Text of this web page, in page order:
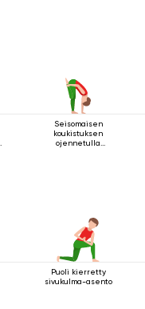
Seisomaisen
koukistuksen
ojennetulla
Puoli kierretty
sivukulma-asento